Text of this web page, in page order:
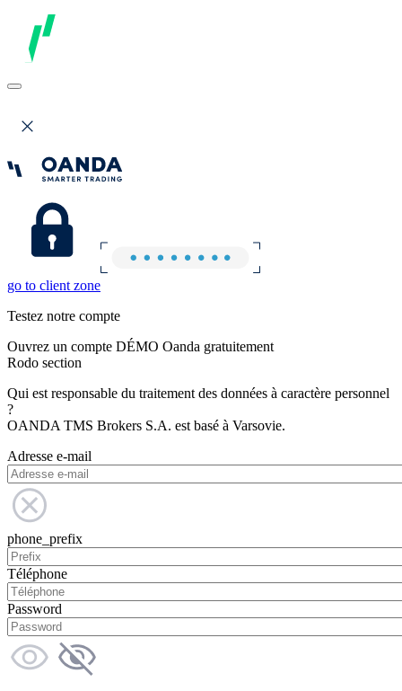
go to client zone
Testez notre compte
Ouvrez un compte DÉMO Oanda gratuitement
Rodo section
Qui est responsable du traitement des données à caractère personnel
?
OANDA TMS Brokers S.A. est basé à Varsovie.
Adresse e-mail
phone_prefix
Téléphone
Password